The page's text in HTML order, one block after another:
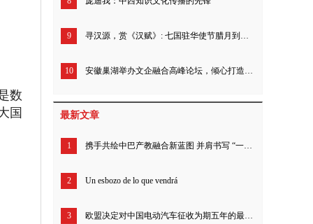
数
国
9 寻汉源，赏《汉赋》: 七国驻华使节腊月到汉中 !
10 安徽巢湖举办文企融合高峰论坛，倾心打造城市文化名片
最新文章
1 携手共绘中巴产教融合新蓝图 并肩书写 “一带一路” 合作新篇章
2 Un esbozo de lo que vendrá
3 欧盟决定对中国电动汽车征收为期五年的最终反补贴税 商务部：中方不认同、不接受